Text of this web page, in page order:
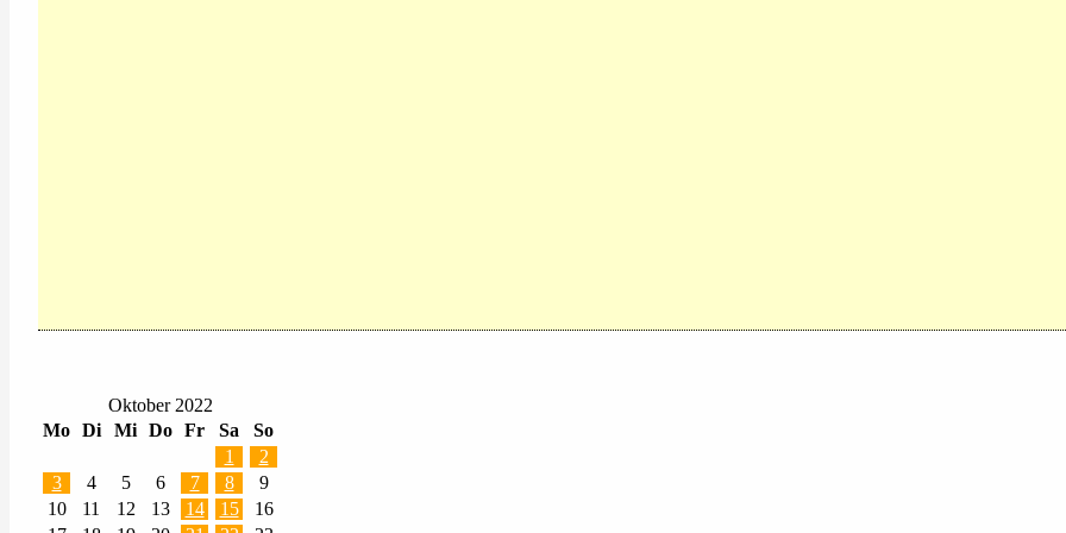
Oktober 2022
Mo Di Mi Do Fr Sa
So
1
2
3
4 5 6 7 8
9
10
11 12 13 14 15
16